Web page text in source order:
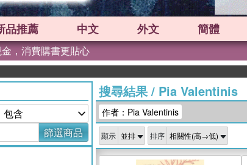
品推薦 中文 外文 簡體
，消費購書更貼心
篩選商品
搜尋結果/ Pia Valentinis
作者：Pia Valentinis
顯示 排序